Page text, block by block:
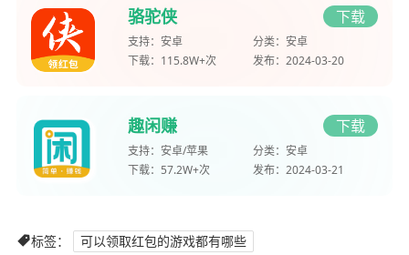
骆驼侠 下载
支持： 安卓 分类： 安卓
下载： 115.8W+次 发布： 2024-03-20
趣闲赚 下载
支持： 安卓/苹果 分类： 安卓
下载： 57.2W+次 发布： 2024-03-21
标签： 可以领取红包的游戏都有哪些